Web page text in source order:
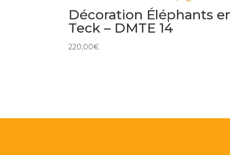
Décoration Éléphants
Teck – DMTE 14
220,00€